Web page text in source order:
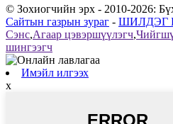
© Зохиогчийн эрх - 2010-2026:
Сайтын газрын зураг - ШИЛДЭГ
Сэнс,Агаар цэвэршүүлэгч,
шингээгч
Имэйл илгээх
x